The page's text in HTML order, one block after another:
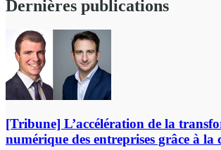
Dernières publications
[Tribune] L’accélération de la
numérique des entreprises grâce à la